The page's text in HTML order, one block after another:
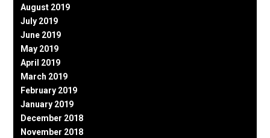
August 2019
July 2019
June 2019
May 2019
April 2019
March 2019
February 2019
January 2019
December 2018
November 2018